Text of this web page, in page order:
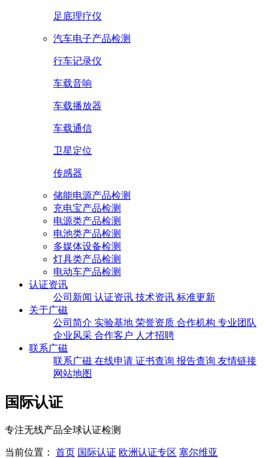
足底理疗仪
汽车电子产品检测
行车记录仪
车载音响
车载播放器
车载通信
卫星定位
传感器
储能电源产品检测
充电宝产品检测
电源类产品检测
电池类产品检测
多媒体设备检测
灯具类产品检测
电动车产品检测
认证资讯
公司新闻 认证资讯 技术资讯 标准更新
关于广磁
公司简介 实验基地 荣誉资质 合作机构 专业团队
企业风采 合作客户 人才招聘
联系广磁
联系广磁 在线申请 证书查询 报告查询 友情链接
网站地图
国际认证
专注无线产品全球认证检测
当前位置： 首页 国际认证 欧洲认证专区 塞尔维亚